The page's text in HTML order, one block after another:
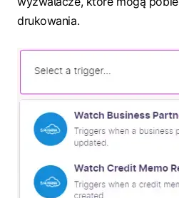
drukowania.